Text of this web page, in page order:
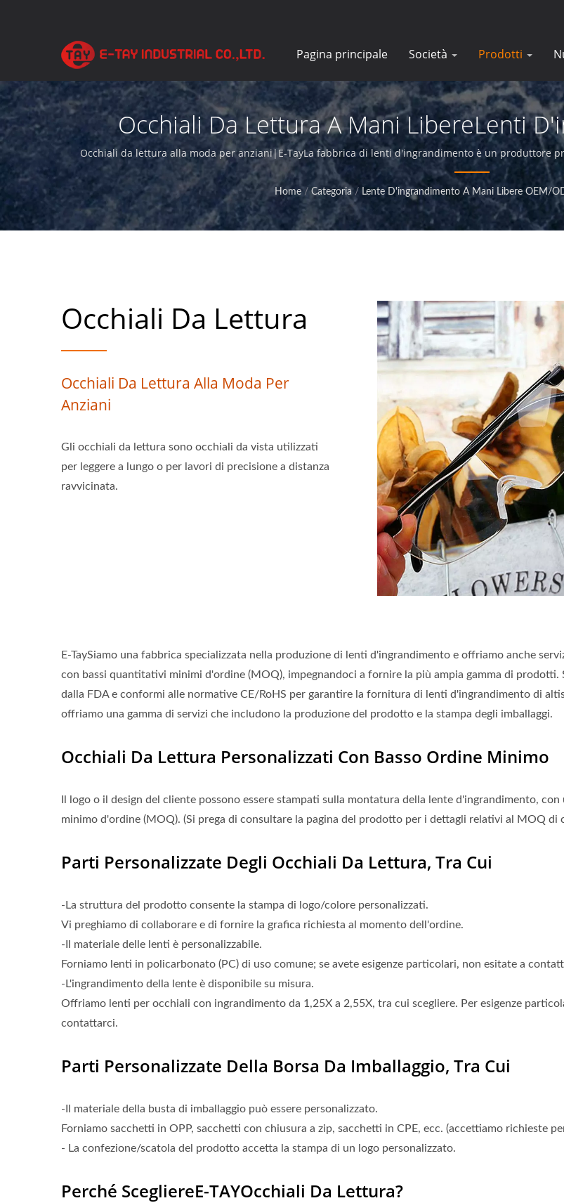
Pagina principale Società Prodotti
Occhiali Da Lettura A Mani LibereLenti
Precisione Per
Occhiali da lettura alla moda per anziani|E-TayLa fabbrica di lenti d'ingrandimento è un produttore
servizio impeccabile ai propri clienti.
Home / Categoria / Lente D'ingrandimento A Mani Libere OEM/
Occhiali Da Lettura
Occhiali Da Lettura Alla Moda Per
Anziani
Gli occhiali da lettura sono occhiali da vista utilizzati
per leggere a lungo o per lavori di precisione a distanza
ravvicinata.
E-TaySiamo una fabbrica specializzata nella produzione di lenti d'ingrandimento e offriamo anche
con bassi quantitativi minimi d'ordine (MOQ), impegnandoci a fornire la più ampia gamma di prodotti.
dalla FDA e conformi alle normative CE/RoHS per garantire la fornitura di lenti d'ingrandimento di
offriamo una gamma di servizi che includono la produzione del prodotto e la stampa degli imballaggi.
Occhiali Da Lettura Personalizzati Con Basso Ordine Minimo
Il logo o il design del cliente possono essere stampati sulla montatura della lente d'ingrandimento,
minimo d'ordine (MOQ). (Si prega di consultare la pagina del prodotto per i dettagli relativi al MOQ di
Parti Personalizzate Degli Occhiali Da Lettura, Tra Cui
-La struttura del prodotto consente la stampa di logo/colore personalizzati.
Vi preghiamo di collaborare e di fornire la grafica richiesta al momento dell'ordine.
-Il materiale delle lenti è personalizzabile.
Forniamo lenti in policarbonato (PC) di uso comune; se avete esigenze particolari, non esitate a
-L'ingrandimento della lente è disponibile su misura.
Offriamo lenti per occhiali con ingrandimento da 1,25X a 2,55X, tra cui scegliere. Per esigenze
contattarci.
Parti Personalizzate Della Borsa Da Imballaggio, Tra Cui
-Il materiale della busta di imballaggio può essere personalizzato.
Forniamo sacchetti in OPP, sacchetti con chiusura a zip, sacchetti in CPE, ecc. (accettiamo richieste
- La confezione/scatola del prodotto accetta la stampa di un logo personalizzato.
Perché ScegliereE-TAYOcchiali Da Lettura?